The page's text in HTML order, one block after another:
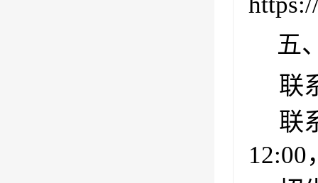
五
联
联
12:00